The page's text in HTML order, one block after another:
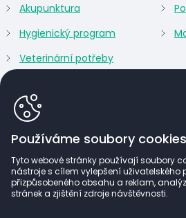
Používáme soubory cookies
Tyto webové stránky používají soubory
nástroje s cílem vylepšení uživatelského
přizpůsobeného obsahu a reklam,
stránek a zjištění zdroje návštěvnosti.
Akupunktura
Hygienický program
Veterinární potřeby